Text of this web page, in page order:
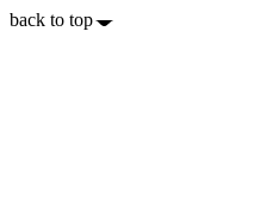
back to top